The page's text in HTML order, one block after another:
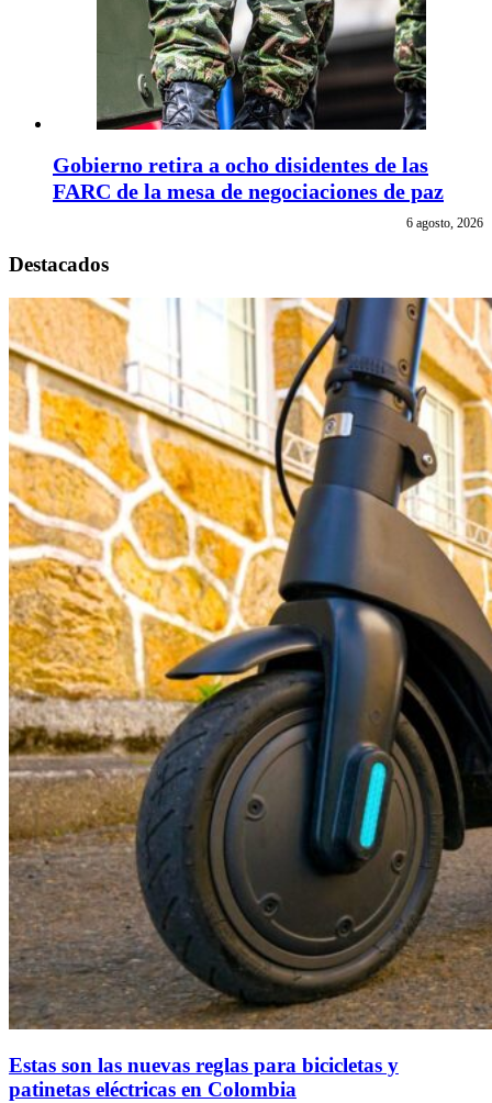
Gobierno retira a ocho disidentes de las
FARC de la mesa de negociaciones de paz
6 agosto, 2026
Destacados
Estas son las nuevas reglas para bicicletas y
patinetas eléctricas en Colombia